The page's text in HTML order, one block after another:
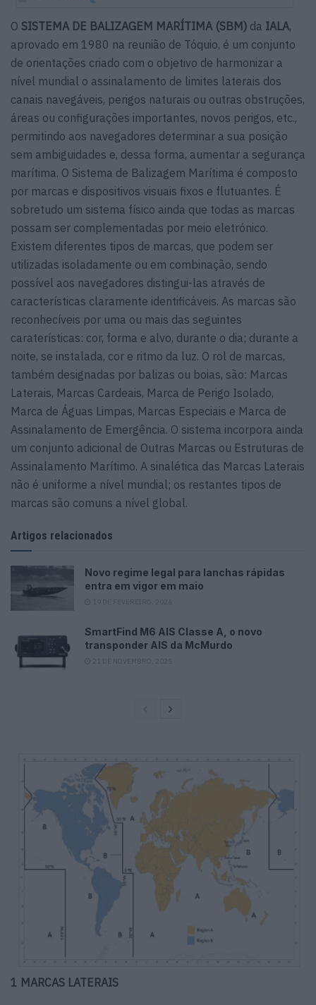
O SISTEMA DE BALIZAGEM MARÍTIMA (SBM) da IALA,
aprovado em 1980 na reunião de Tóquio, é um conjunto
de orientações criado com o objetivo de harmonizar a
nível mundial o assinalamento de limites laterais dos
canais navegáveis, perigos naturais ou outras obstruções,
áreas ou configurações importantes, novos perigos, etc.,
permitindo aos navegadores determinar a sua posição
sem ambiguidades e, dessa forma, aumentar a segurança
marítima. O Sistema de Balizagem Marítima é composto
por marcas e dispositivos visuais fixos e flutuantes. É
sobretudo um sistema físico ainda que todas as marcas
possam ser complementadas por meio eletrónico.
Existem diferentes tipos de marcas, que podem ser
utilizadas isoladamente ou em combinação, sendo
possível aos navegadores distingui-las através de
características claramente identificáveis. As marcas são
reconhecíveis por uma ou mais das seguintes
caraterísticas: cor, forma e alvo, durante o dia; durante a
noite, se instalada, cor e ritmo da luz. O rol de marcas,
também designadas por balizas ou boias, são: Marcas
Laterais, Marcas Cardeais, Marca de Perigo Isolado,
Marca de Águas Limpas, Marcas Especiais e Marca de
Assinalamento de Emergência. O sistema incorpora ainda
um conjunto adicional de Outras Marcas ou Estruturas de
Assinalamento Marítimo. A sinalética das Marcas Laterais
não é uniforme a nível mundial; os restantes tipos de
marcas são comuns a nível global.
Artigos relacionados
Novo regime legal para lanchas rápidas
entra em vigor em maio
SmartFind M6 AIS Classe A, o novo
transponder AIS da McMurdo
1 MARCAS LATERAIS